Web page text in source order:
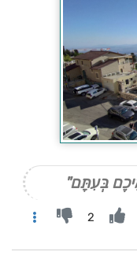
בְּעִתָּם"
2